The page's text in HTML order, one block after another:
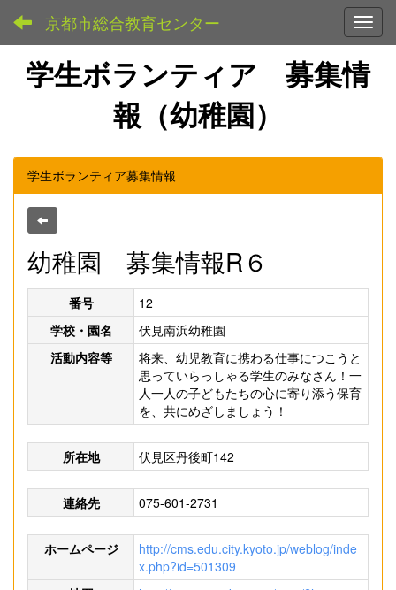
京都市総合教育センター
学生ボランティア 募集情
報（幼稚園）
学生ボランティア募集情報
幼稚園 募集情報R６
番号
12
学校・園名
伏見南浜幼稚園
活動内容等
将来、幼児教育に携わる仕事につこうと
思っていらっしゃる学生のみなさん！一
人一人の子どもたちの心に寄り添う保育
を、共にめざしましょう！
所在地 伏見区丹後町142
連絡先 075-601-2731
ホームページ
http://cms.edu.city.kyoto.jp/weblog/inde
x.php?id=501309